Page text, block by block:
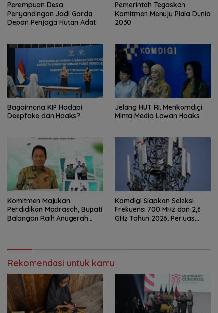
Perempuan Desa
Penyandingan Jadi Garda
Depan Penjaga Hutan Adat
Pemerintah Tegaskan
Komitmen Menuju Piala Dunia
2030
Bagaimana KIP Hadapi
Deepfake dan Hoaks?
Jelang HUT RI, Menkomdigi
Minta Media Lawan Hoaks
Komitmen Majukan
Pendidikan Madrasah, Bupati
Balangan Raih Anugerah
Komdigi Siapkan Seleksi
Frekuensi 700 MHz dan 2,6
GHz Tahun 2026, Perluas
Rekomendasi untuk kamu